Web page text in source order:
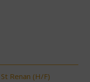
Renan (H/F)